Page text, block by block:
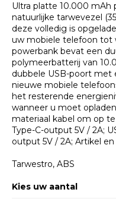
Ultra platte 10.000 mAh
natuurlijke tarwevezel
deze volledig is
uw mobiele telefoon tot
powerbank bevat een
polymeerbatterij van
dubbele USB-poort met
nieuwe mobiele
het resterende
wanneer u moet
materiaal kabel om op
Type-C-output 5V / 2A;
output 5V / 2A; Artikel en
Tarwestro, ABS
Kies uw aantal